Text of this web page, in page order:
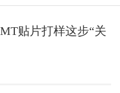
贴片打样这步“关